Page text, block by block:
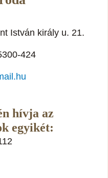
István király u. 21.
424
hívja az
egyikét: